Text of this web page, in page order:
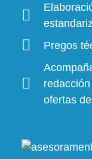
Pregos
ofertas